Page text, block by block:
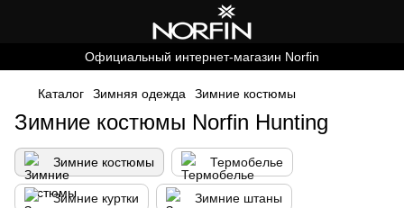
Официальный интернет-магазин Norfin
Каталог Зимняя одежда Зимние костюмы
Зимние костюмы Norfin Hunting
Зимние костюмы Термобелье
Зимние куртки Зимние штаны